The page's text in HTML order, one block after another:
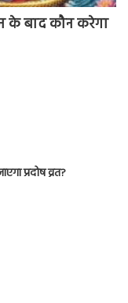
के बाद कौन करेगा
प्रदोष व्रत?